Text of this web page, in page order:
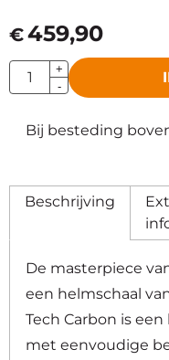
€459,90
Aantal
+
-
Bij besteding
Beschrijving
De masterpiece
een helmschaal
Tech Carbon is
met eenvoudige